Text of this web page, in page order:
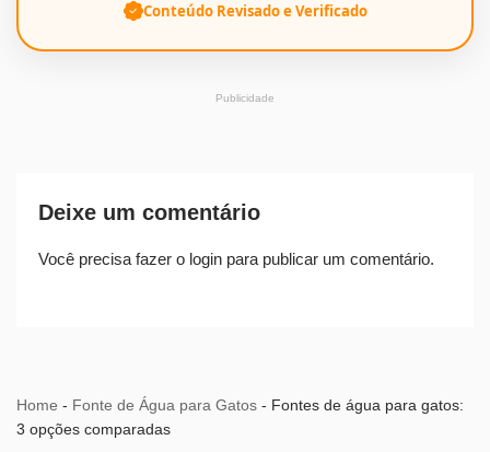
Conteúdo Revisado e Verificado
Publicidade
Deixe um comentário
Você precisa fazer o login para publicar um comentário.
Home - Fonte de Água para Gatos - Fontes de água para gatos:
3 opções comparadas